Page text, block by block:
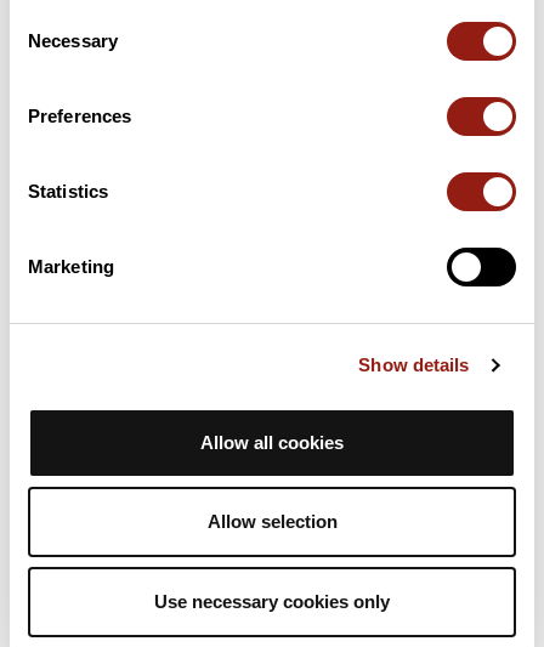
Selection
Necessary
Preferences
Statistics
Marketing
Show details
Allow all cookies
Allow selection
Use necessary cookies only
30 km
Passi estratti dal catalogo del Club des Cent Cols
strade e 11,6 km di sentieri. Presenta una salita cumulativa di
questo percorso.
Data di creazione del percorso: 6 novembre 2023, 14:39:34.
Nome del percorso: 17914986